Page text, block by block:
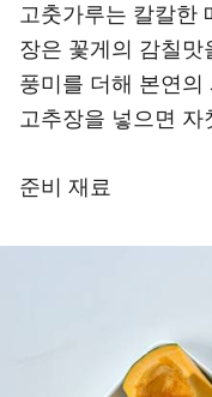
고춧가루는 칼칼한
장은 꽃게의 감칠
풍미를 더해 본연
고추장을 넣으면 자
준비 재료